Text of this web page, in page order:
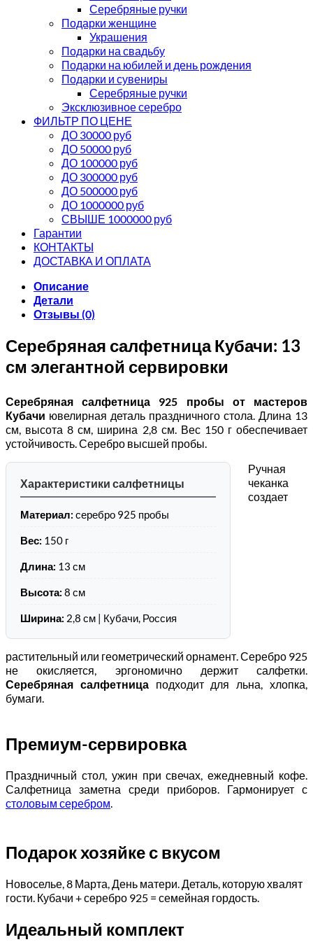
Серебряные ручки
Подарки женщине
Украшения
Подарки на свадьбу
Подарки на юбилей и день рождения
Подарки и сувениры
Серебряные ручки
Эксклюзивное серебро
ФИЛЬТР ПО ЦЕНЕ
ДО 30000 руб
ДО 50000 руб
ДО 100000 руб
ДО 300000 руб
ДО 500000 руб
ДО 1000000 руб
СВЫШЕ 1000000 руб
Гарантии
КОНТАКТЫ
ДОСТАВКА И ОПЛАТА
Описание
Детали
Отзывы (0)
Серебряная салфетница Кубачи: 13
см элегантной сервировки
Серебряная салфетница 925 пробы от мастеров
Кубачи ювелирная деталь праздничного стола. Длина 13
см, высота 8 см, ширина 2,8 см. Вес 150 г обеспечивает
устойчивость. Серебро высшей пробы.
Характеристики салфетницы
Материал: серебро 925 пробы
Вес: 150 г
Длина: 13 см
Высота: 8 см
Ширина: 2,8 см | Кубачи, Россия
Ручная
чеканка
создает
растительный или геометрический орнамент. Серебро 925
не окисляется, эргономично держит салфетки.
Серебряная салфетницаподходит для льна, хлопка,
бумаги.
Премиум-сервировка
Праздничный стол, ужин при свечах, ежедневный кофе.
Салфетница заметна среди приборов. Гармонирует с
столовым серебром.
Подарок хозяйке с вкусом
Новоселье, 8 Марта, День матери. Деталь, которую хвалят
гости. Кубачи + серебро 925 = семейная гордость.
Идеальный комплект